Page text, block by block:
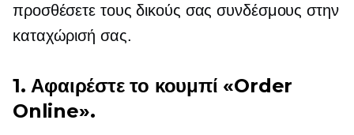
προσθέσετε τους δικούς σας συνδέσμους στην
καταχώρισή σας.
1. Αφαιρέστε το κουμπί «Order
Online».